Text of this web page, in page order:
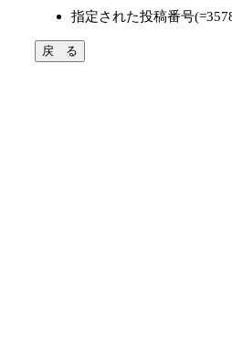
指定された投稿番号